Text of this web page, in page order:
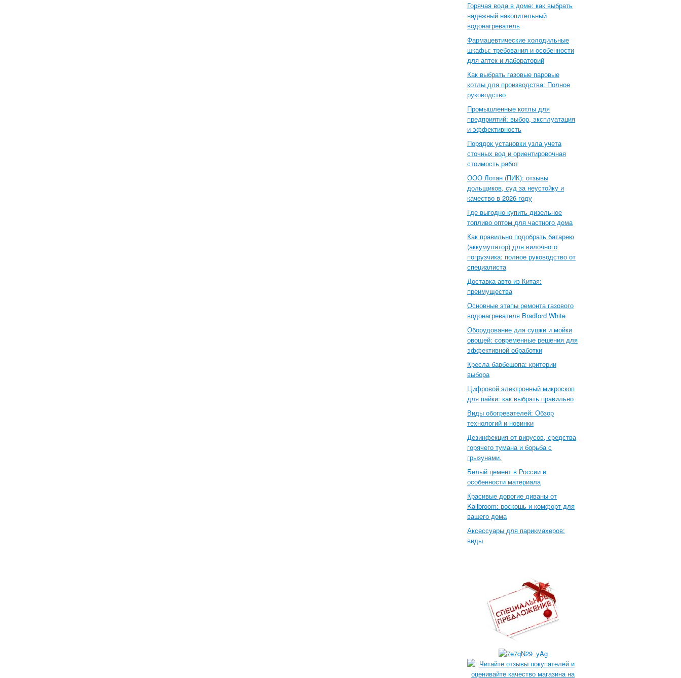
Горячая вода в доме: как выбрать
надежный накопительный
водонагреватель
Фармацевтические холодильные
шкафы: требования и особенности
для аптек и лабораторий
Как выбрать газовые паровые
котлы для производства: Полное
руководство
Промышленные котлы для
предприятий: выбор, эксплуатация
и эффективность
Порядок установки узла учета
сточных вод и ориентировочная
стоимость работ
ООО Лотан (ПИК): отзывы
дольщиков, суд за неустойку и
качество в 2026 году
Где выгодно купить дизельное
топливо оптом для частного дома
Как правильно подобрать батарею
(аккумулятор) для вилочного
погрузчика: полное руководство от
специалиста
Доставка авто из Китая:
преимущества
Основные этапы ремонта газового
водонагревателя Bradford White
Оборудование для сушки и мойки
овощей: современные решения для
эффективной обработки
Кресла барбешопа: критерии
выбора
Цифровой электронный микроскоп
для пайки: как выбрать правильно
Виды обогревателей: Обзор
технологий и новинки
Дезинфекция от вирусов, средства
горячего тумана и борьба с
грызунами.
Белый цемент в России и
особенности материала
Красивые дорогие диваны от
Kalibroom: роскошь и комфорт для
вашего дома
Аксессуары для парикмахеров:
виды